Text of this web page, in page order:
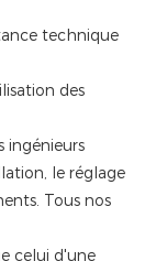
technique
des
ingénieurs
le réglage
Tous nos
celui d'une